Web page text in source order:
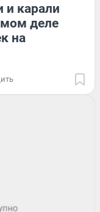
и карали
деле
на